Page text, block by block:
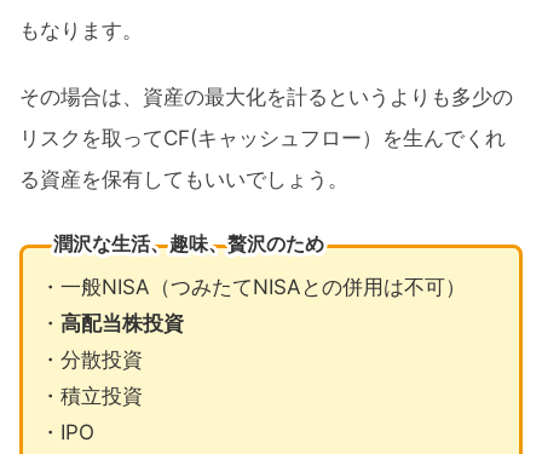
もなります。
その場合は、資産の最大化を計るというよりも多少の
リスクを取ってCF(キャッシュフロー）を生んでくれ
る資産を保有してもいいでしょう。
潤沢な生活、趣味、贅沢のため
・一般NISA（つみたてNISAとの併用は不可）
・ 高配当株投資
・分散投資
・積立投資
・IPO